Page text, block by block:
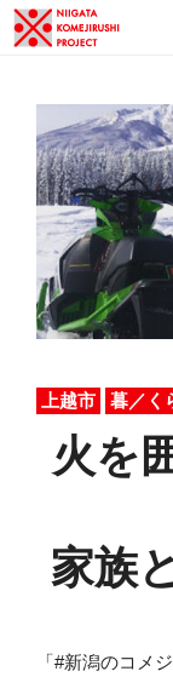
上越市 暮／く
火を
家族
「#新潟のコメ